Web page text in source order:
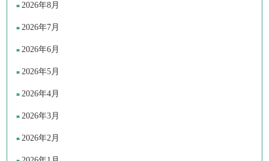
2026年8月
2026年7月
2026年6月
2026年5月
2026年4月
2026年3月
2026年2月